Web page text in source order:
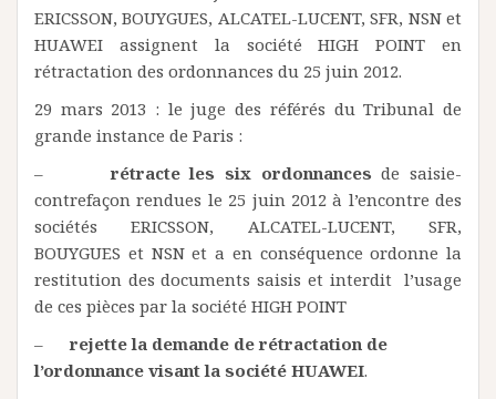
ERICSSON, BOUYGUES, ALCATEL-LUCENT, SFR, NSN et
HUAWEI assignent la société HIGH POINT en
rétractation des ordonnances du 25 juin 2012.
29 mars 2013 : le juge des référés du Tribunal de
grande instance de Paris :
–rétracte les six ordonnancesde saisie-
contrefaçon rendues le 25 juin 2012 à l’encontre des
sociétés ERICSSON, ALCATEL-LUCENT, SFR,
BOUYGUES et NSN et a en conséquence ordonne la
restitution des documents saisis et interdit l’usage
de ces pièces par la société HIGH POINT
–rejette la demande de rétractation de
l’ordonnance visant la société HUAWEI.